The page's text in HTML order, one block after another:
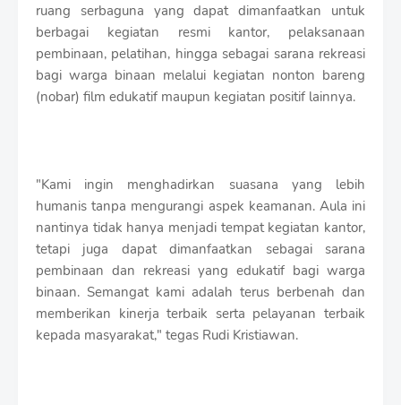
ruang serbaguna yang dapat dimanfaatkan untuk
berbagai kegiatan resmi kantor, pelaksanaan
pembinaan, pelatihan, hingga sebagai sarana rekreasi
bagi warga binaan melalui kegiatan nonton bareng
(nobar) film edukatif maupun kegiatan positif lainnya.
"Kami ingin menghadirkan suasana yang lebih
humanis tanpa mengurangi aspek keamanan. Aula ini
nantinya tidak hanya menjadi tempat kegiatan kantor,
tetapi juga dapat dimanfaatkan sebagai sarana
pembinaan dan rekreasi yang edukatif bagi warga
binaan. Semangat kami adalah terus berbenah dan
memberikan kinerja terbaik serta pelayanan terbaik
kepada masyarakat," tegas Rudi Kristiawan.